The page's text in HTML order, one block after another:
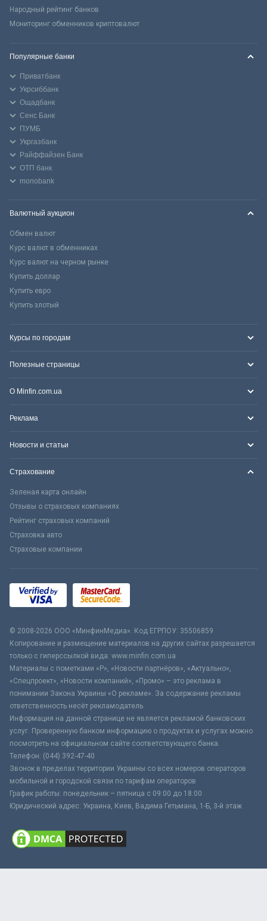
Народный рейтинг банков
Мониторинг обменников криптовалют
Популярные банки
Приватбанк
Укрсиббанк
Ощадбанк
Сенс Банк
ПУМБ
Укргазбанк
Райффайзен Банк
ОТП банк
monobank
Валютный аукцион
Обмен валют
Курс валют в обменниках
Курс валют на черном рынке
Купить доллар
Купить евро
Купить злотый
Курсы по городам
Полезные страницы
О Minfin.com.ua
Реклама
Новости и статьи
Страхование
Зеленая карта онлайн
Отзывы о страховых компаниях
Рейтинг страховых компаний
Страховка авто
Страховые компании
© 2008-2026 ООО «МинфинМедиа». Код ЕГРПОУ: 35506859
Копирование и размещение материалов на других сайтах разрешается
только с гиперссылкой вида: www.minfin.com.ua
Материалы с пометками «Р», «Новости партнёров», «Актуально»,
«Спецпроект», «Новости компаний», «Промо» – это реклама в
понимании Закона Украины «О рекламе». За содержание рекламы
ответственность несёт рекламодатель.
Информация на данной странице не является рекламой банковских
услуг. Проверенную банком информацию о продуктах и услугах можно
посмотреть на официальном сайте соответствующего банка.
Телефон: (044) 392-47-40
Звонок в пределах территории Украины со всех номеров операторов
мобильной и городской связи по тарифам операторов
График работы: понедельник – пятница с 09:00 до 18:00
Юридический адрес: Украина, Киев, Вадима Гетьмана, 1-Б, 3-й этаж